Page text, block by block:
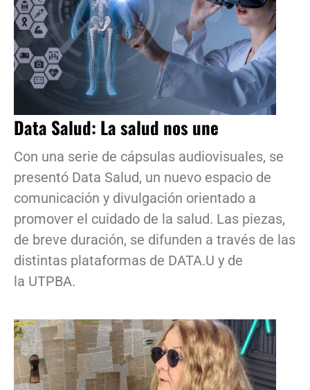
Data Salud: La salud nos une
Con una serie de cápsulas audiovisuales, se
presentó Data Salud, un nuevo espacio de
comunicación y divulgación orientado a
promover el cuidado de la salud. Las piezas,
de breve duración, se difunden a través de las
distintas plataformas de DATA.U y de
la UTPBA.